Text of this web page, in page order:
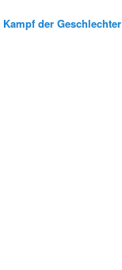
Kampf der Geschlechter